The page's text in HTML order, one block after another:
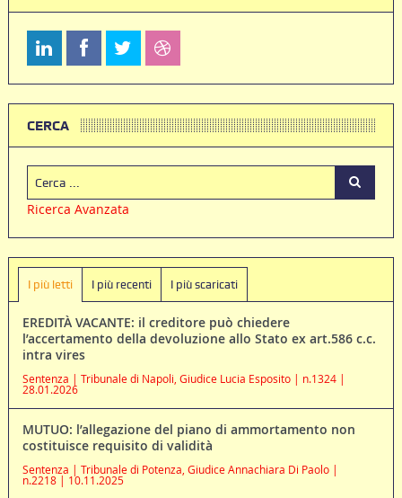
CERCA
Ricerca Avanzata
I più letti I più recenti I più scaricati
EREDITÀ VACANTE: il creditore può chiedere
l’accertamento della devoluzione allo Stato ex art.586 c.c.
intra vires
Sentenza | Tribunale di Napoli, Giudice Lucia Esposito | n.1324 |
28.01.2026
MUTUO: l’allegazione del piano di ammortamento non
costituisce requisito di validità
Sentenza | Tribunale di Potenza, Giudice Annachiara Di Paolo |
n.2218 | 10.11.2025